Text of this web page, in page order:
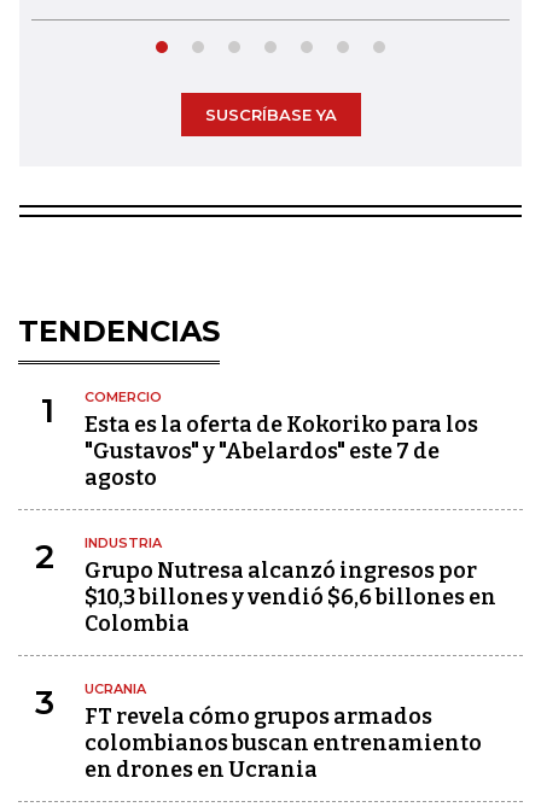
SUSCRÍBASE YA
TENDENCIAS
1 COMERCIO
Esta es la oferta de Kokoriko para los
"Gustavos" y "Abelardos" este 7 de
agosto
2 INDUSTRIA
Grupo Nutresa alcanzó ingresos por
$10,3 billones y vendió $6,6 billones en
Colombia
3 UCRANIA
FT revela cómo grupos armados
colombianos buscan entrenamiento
en drones en Ucrania